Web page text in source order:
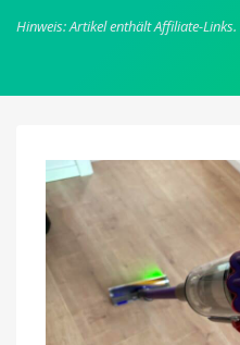
Hinweis: Artikel enthält Affiliate-Links.